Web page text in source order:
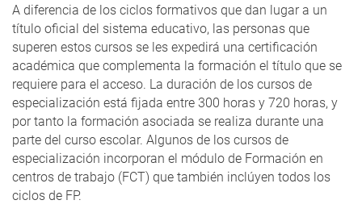
A diferencia de los ciclos formativos que dan lugar a un
título oficial del sistema educativo, las personas que
superen estos cursos se les expedirá una certificación
académica que complementa la formación el título que se
requiere para el acceso. La duración de los cursos de
especialización está fijada entre 300 horas y 720 horas, y
por tanto la formación asociada se realiza durante una
parte del curso escolar. Algunos de los cursos de
especialización incorporan el módulo de Formación en
centros de trabajo (FCT) que también inclúyen todos los
ciclos de FP.